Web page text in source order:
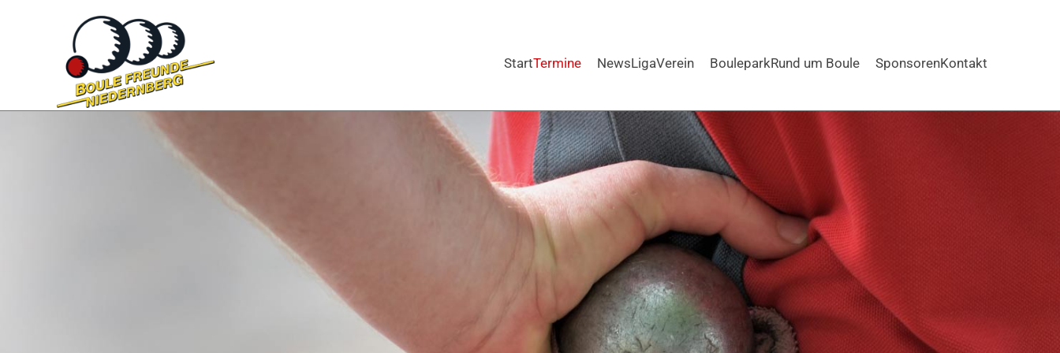
StartTermine NewsLigaVerein BouleparkRund um Boule SponsorenKontakt